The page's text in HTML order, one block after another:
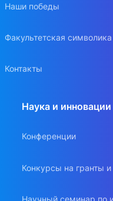
Наши победы
Факультетская символика
Контакты
Наука и инновации
Конференции
Конкурсы на гранты
Научный семинар по